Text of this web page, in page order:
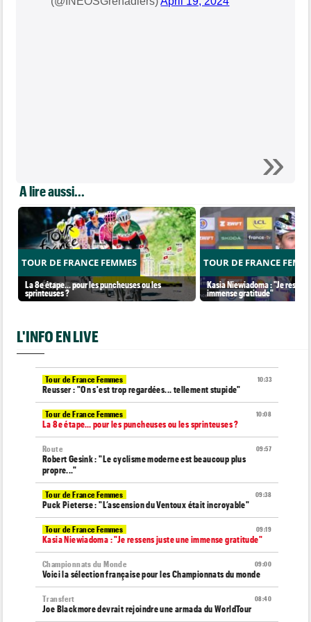
A lire aussi...
TOUR DE FRANCE FEMMES
La 8e étape… pour les puncheuses ou les
sprinteuses ?
TOUR DE FRANCE
Kasia Niewiadoma : "Je
immense gratitude"
L'INFO EN LIVE
10:33
Tour de France Femmes
Reusser : "On s'est trop regardées... tellement stupide"
10:08
Tour de France Femmes
La 8e étape… pour les puncheuses ou les sprinteuses ?
09:57
Route
Robert Gesink : "Le cyclisme moderne est beaucoup plus
propre..."
09:38
Tour de France Femmes
Puck Pieterse : "L’ascension du Ventoux était incroyable"
09:19
Tour de France Femmes
Kasia Niewiadoma : "Je ressens juste une immense gratitude"
09:00
Championnats du Monde
Voici la sélection française pour les Championnats du monde
08:40
Transfert
Joe Blackmore devrait rejoindre une armada du WorldTour